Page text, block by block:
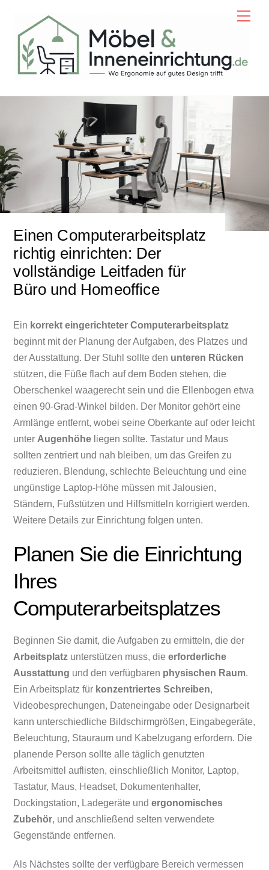
content
Einen Computerarbeitsplatz
richtig einrichten: Der
vollständige Leitfaden für
Büro und Homeoffice
Ein korrekt eingerichteter Computerarbeitsplatz
beginnt mit der Planung der Aufgaben, des Platzes und
der Ausstattung. Der Stuhl sollte den unteren Rücken
stützen, die Füße flach auf dem Boden stehen, die
Oberschenkel waagerecht sein und die Ellenbogen etwa
einen 90-Grad-Winkel bilden. Der Monitor gehört eine
Armlänge entfernt, wobei seine Oberkante auf oder leicht
unter Augenhöhe liegen sollte. Tastatur und Maus
sollten zentriert und nah bleiben, um das Greifen zu
reduzieren. Blendung, schlechte Beleuchtung und eine
ungünstige Laptop-Höhe müssen mit Jalousien,
Ständern, Fußstützen und Hilfsmitteln korrigiert werden.
Weitere Details zur Einrichtung folgen unten.
Planen Sie die Einrichtung
Ihres
Computerarbeitsplatzes
Beginnen Sie damit, die Aufgaben zu ermitteln, die der
Arbeitsplatz unterstützen muss, dieerforderliche
Ausstattung und den verfügbaren physischen Raum.
Ein Arbeitsplatz für konzentriertes Schreiben,
Videobesprechungen, Dateneingabe oder Designarbeit
kann unterschiedliche Bildschirmgrößen, Eingabegeräte,
Beleuchtung, Stauraum und Kabelzugang erfordern. Die
planende Person sollte alle täglich genutzten
Arbeitsmittel auflisten, einschließlich Monitor, Laptop,
Tastatur, Maus, Headset, Dokumentenhalter,
Dockingstation, Ladegeräte undergonomisches
Zubehör, und anschließend selten verwendete
Gegenstände entfernen.
Als Nächstes sollte der verfügbare Bereich vermessen